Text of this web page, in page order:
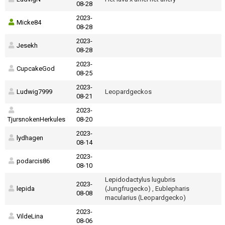
08-28
Micke84
2023-
08-28
Jesekh
2023-
08-28
CupcakeGod
2023-
08-25
Ludwig7999
2023-
08-21
Leopardgeckos
TjursnokenHerkules
2023-
08-20
lydhagen
2023-
08-14
podarcis86
2023-
08-10
lepida
2023-
08-08
Lepidodactylus lugubris
(Jungfrugecko) , Eublepharis
macularius (Leopardgecko)
VildeLina
2023-
08-06